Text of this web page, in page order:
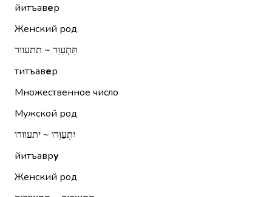
йитъавер
Женский род
תִּתְעַוֵּר ~ תתעוור
титъавер
Множественное число
Мужской род
יִתְעַוְּרוּ ~ יתעוורו
йитъавру
Женский род